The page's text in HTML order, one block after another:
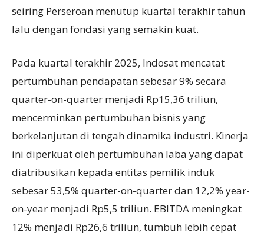
seiring Perseroan menutup kuartal terakhir tahun
lalu dengan fondasi yang semakin kuat.
Pada kuartal terakhir 2025, Indosat mencatat
pertumbuhan pendapatan sebesar 9% secara
quarter-on-quarter menjadi Rp15,36 triliun,
mencerminkan pertumbuhan bisnis yang
berkelanjutan di tengah dinamika industri. Kinerja
ini diperkuat oleh pertumbuhan laba yang dapat
diatribusikan kepada entitas pemilik induk
sebesar 53,5% quarter-on-quarter dan 12,2% year-
on-year menjadi Rp5,5 triliun. EBITDA meningkat
12% menjadi Rp26,6 triliun, tumbuh lebih cepat